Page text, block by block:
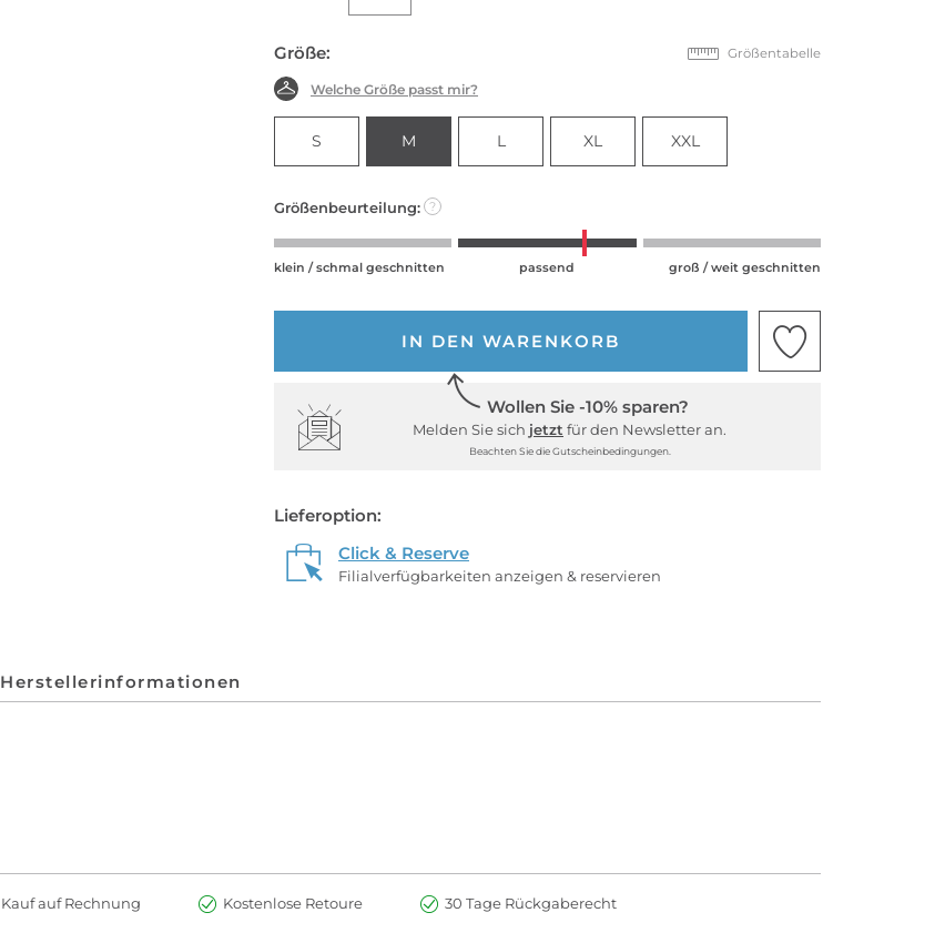
Größe: Größentabelle
Welche Größe passt mir?
S M L XL XXL
Größenbeurteilung: ?
klein / schmal geschnitten passend groß / weit geschnitten
IN DEN WARENKORB
Wollen Sie -10% sparen?
Melden Sie sich jetzt für den Newsletter an.
Beachten Sie die Gutscheinbedingungen.
Lieferoption:
Click & Reserve
Filialverfügbarkeiten anzeigen & reservieren
Herstellerinformationen
Kauf auf Rechnung Kostenlose Retoure 30 Tage Rückgaberecht